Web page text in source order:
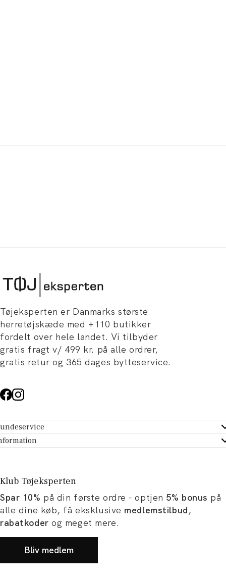
Tøjeksperten er Danmarks største
herretøjskæde med +110 butikker
fordelt over hele landet. Vi tilbyder
gratis fragt v/ 499 kr. på alle ordrer,
gratis retur og 365 dages bytteservice.
- Hjælpecenter
dit køb
Tøjeksperten
og artikler
og karriere
Klub Tøjeksperten
Spar 10% på din første ordre - optjen 5% bonus på
alle dine køb, få eksklusive medlemstilbud,
rabatkoder og meget mere.
Bliv medlem